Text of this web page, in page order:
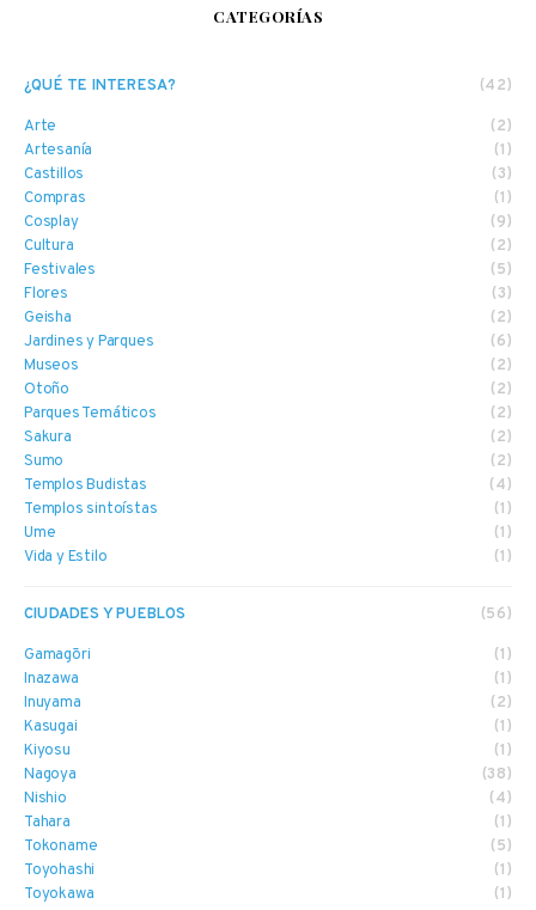
CATEGORÍAS
¿QUÉ TE INTERESA? (42)
Arte
(2)
Artesanía
(1)
Castillos
(3)
Compras
(1)
Cosplay
(9)
Cultura
(2)
Festivales
(5)
Flores
(3)
Geisha
(2)
Jardines y Parques
(6)
Museos
(2)
Otoño
(2)
Parques Temáticos
(2)
Sakura
(2)
Sumo
(2)
Templos Budistas
(4)
Templos sintoístas
(1)
Ume
(1)
Vida y Estilo
(1)
CIUDADES Y PUEBLOS (56)
Gamagōri
(1)
Inazawa
(1)
Inuyama
(2)
Kasugai
(1)
Kiyosu
(1)
Nagoya
(38)
Nishio
(4)
Tahara
(1)
Tokoname
(5)
Toyohashi
(1)
Toyokawa
(1)